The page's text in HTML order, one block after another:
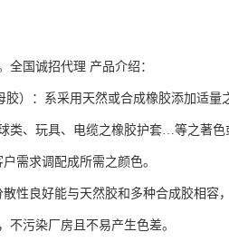
全国诚招代理 产品介绍：
）：系采用天然或合成橡胶添加适量
类、玩具、电缆之橡胶护套…等之著
需求调配成所需之颜色。
性良好能与天然胶和多种合成胶相容
不污染厂房且不易产生色差。